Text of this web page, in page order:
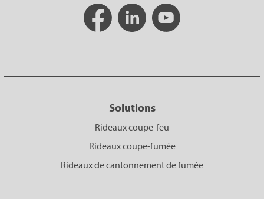
Solutions
Rideaux coupe-feu
Rideaux coupe-fumée
Rideaux de cantonnement de fumée